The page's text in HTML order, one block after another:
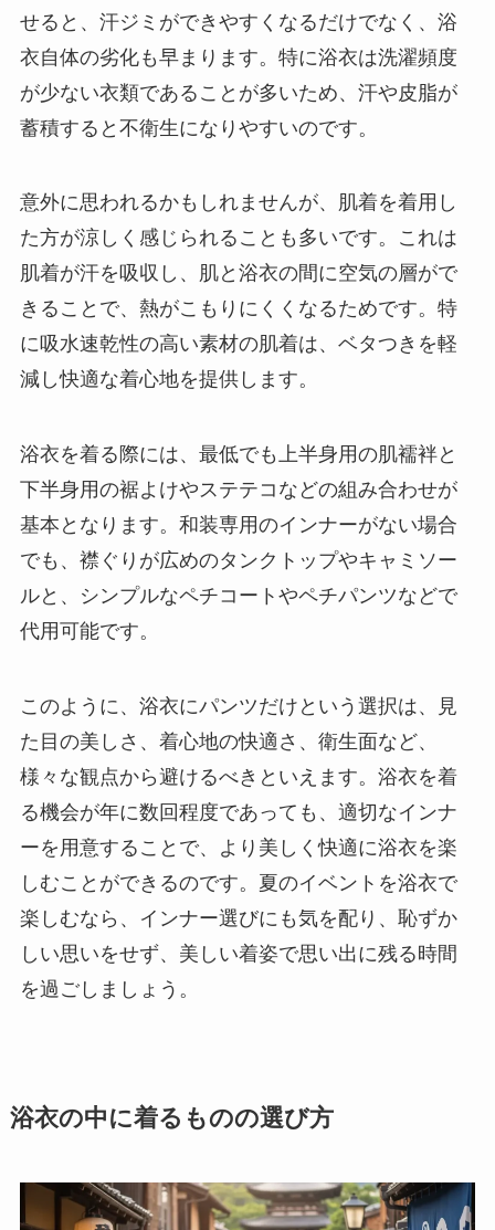
せると、汗ジミができやすくなるだけでなく、浴
衣自体の劣化も早まります。特に浴衣は洗濯頻度
が少ない衣類であることが多いため、汗や皮脂が
蓄積すると不衛生になりやすいのです。
意外に思われるかもしれませんが、肌着を着用し
た方が涼しく感じられることも多いです。これは
肌着が汗を吸収し、肌と浴衣の間に空気の層がで
きることで、熱がこもりにくくなるためです。特
に吸水速乾性の高い素材の肌着は、ベタつきを軽
減し快適な着心地を提供します。
浴衣を着る際には、最低でも上半身用の肌襦袢と
下半身用の裾よけやステテコなどの組み合わせが
基本となります。和装専用のインナーがない場合
でも、襟ぐりが広めのタンクトップやキャミソー
ルと、シンプルなペチコートやペチパンツなどで
代用可能です。
このように、浴衣にパンツだけという選択は、見
た目の美しさ、着心地の快適さ、衛生面など、
様々な観点から避けるべきといえます。浴衣を着
る機会が年に数回程度であっても、適切なインナ
ーを用意することで、より美しく快適に浴衣を楽
しむことができるのです。夏のイベントを浴衣で
楽しむなら、インナー選びにも気を配り、恥ずか
しい思いをせず、美しい着姿で思い出に残る時間
を過ごしましょう。
浴衣の中に着るものの選び方